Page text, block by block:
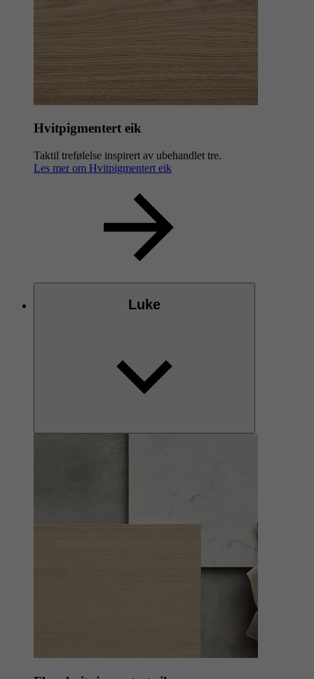
Utførelse